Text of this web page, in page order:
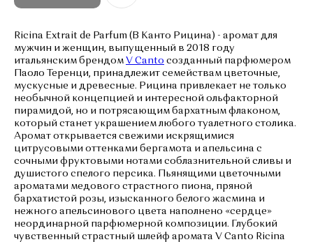
Ricina Extrait de Parfum (В Канто Рицина) - аромат для
мужчин и женщин, выпущенный в 2018 году
итальянским брендом V Canto созданный парфюмером
Паоло Теренци, принадлежит семействам цветочные,
мускусные и древесные. Рицина привлекает не только
необычной концепцией и интересной ольфакторной
пирамидой, но и потрясающим бархатным флаконом,
который станет украшением любого туалетного столика.
Аромат открывается свежими искрящимися
цитрусовыми оттенками бергамота и апельсина с
сочными фруктовыми нотами соблазнительной сливы и
душистого спелого персика. Пьянящими цветочными
ароматами медового страстного пиона, пряной
бархатистой розы, изысканного белого жасмина и
нежного апельсинового цвета наполнено «сердце»
неординарной парфюмерной композиции. Глубокий
чувственный страстный шлейф аромата V Canto Ricina